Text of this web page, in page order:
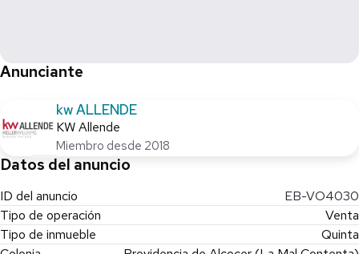
Anunciante
kw ALLENDE
KW Allende
Miembro desde 2018
Datos del anuncio
ID del anuncio
EB-VO4030
Tipo de operación
Venta
Tipo de inmueble
Quinta